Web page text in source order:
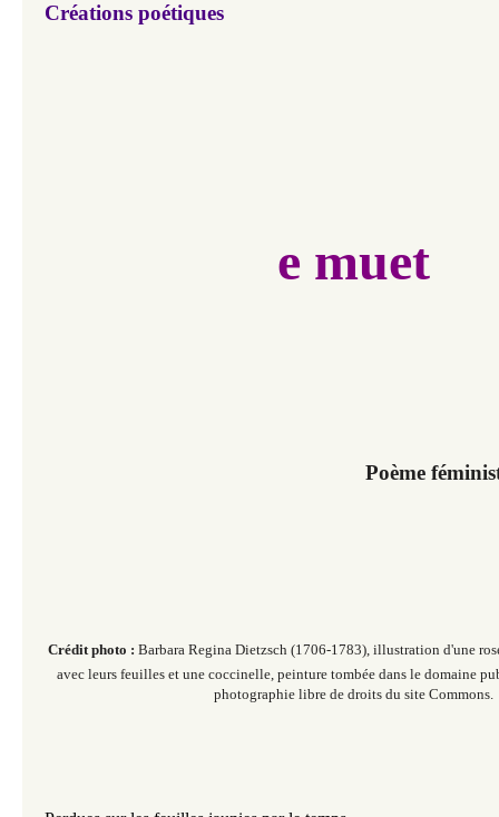
Créations poétiques
e muet
Poème
Crédit photo : Barbara Regina Dietzsch (1706-1783), illustration d'une
avec leurs feuilles et une coccinelle, peinture tombée dans le domaine
photographie libre de droits du site Commons.